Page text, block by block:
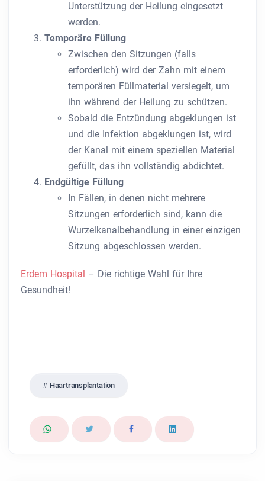
Unterstützung der Heilung eingesetzt
werden.
Temporäre Füllung
Zwischen den Sitzungen (falls
erforderlich) wird der Zahn mit einem
temporären Füllmaterial versiegelt, um
ihn während der Heilung zu schützen.
Sobald die Entzündung abgeklungen ist
und die Infektion abgeklungen ist, wird
der Kanal mit einem speziellen Material
gefüllt, das ihn vollständig abdichtet.
Endgültige Füllung
In Fällen, in denen nicht mehrere
Sitzungen erforderlich sind, kann die
Wurzelkanalbehandlung in einer einzigen
Sitzung abgeschlossen werden.
Erdem Hospital – Die richtige Wahl für Ihre
Gesundheit!
Haartransplantation